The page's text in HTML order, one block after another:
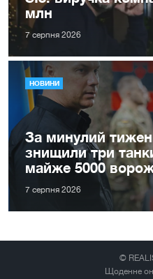
млн
7 серпня 2026
НОВИНИ
За минулий
знищили три
майже 5000
7 серпня 2026
©
Щоденне